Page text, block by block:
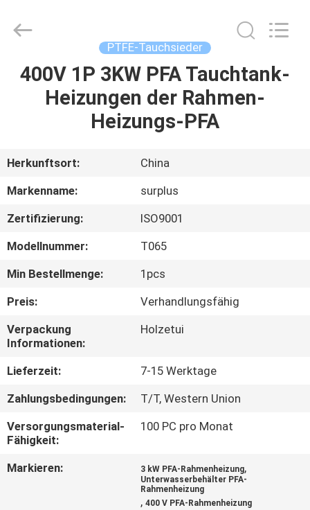
ZU
HAUSE
ÜBER
UNS
WERKSBESICHTIGUNG
QUALITÄTSKONTROLLE
KONTAKT
MIT
UNS
NEUIGKEITEN
BITTE UM
Limited.
PTFE-Tauchsieder
400V 1P 3KW PFA Tauchtank-
Heizungen der Rahmen-
Heizungs-PFA
Herkunftsort:
China
Markenname:
surplus
Zertifizierung:
ISO9001
Modellnummer:
T065
Min Bestellmenge:
1pcs
Preis:
Verhandlungsfähig
Verpackung
Informationen:
Holzetui
Lieferzeit:
7-15 Werktage
Zahlungsbedingungen:
T/T, Western Union
Versorgungsmaterial-
Fähigkeit:
100 PC pro Monat
Markieren: 3 kW PFA-Rahmenheizung,
Unterwasserbehälter PFA-
Rahmenheizung
,400 V PFA-Rahmenheizung